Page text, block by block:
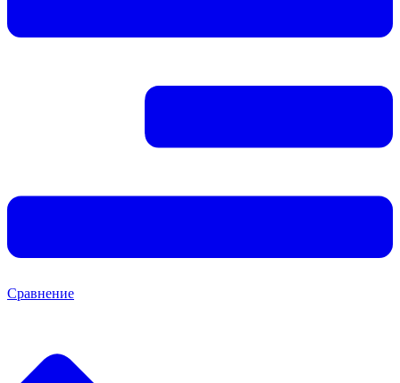
Сравнение